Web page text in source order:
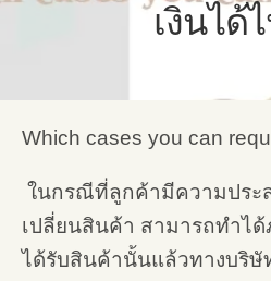
เงินได้
Which cases you can
ในกรณีที่ลูกค้ามีความประ
เปลี่ยนสินค้า สามารถทำไ
ได้รับสินค้านั้นแล้วทางบริษั